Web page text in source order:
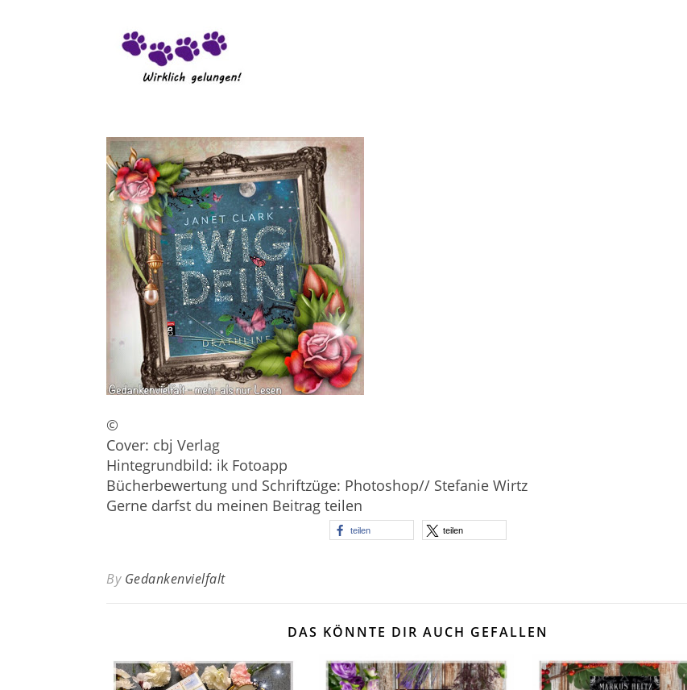
©
Cover: cbj Verlag
Hintegrundbild: ik Fotoapp
Bücherbewertung und Schriftzüge: Photoshop// Stefanie Wirtz
Gerne darfst du meinen Beitrag teilen
teilen teilen
By Gedankenvielfalt
DAS KÖNNTE DIR AUCH GEFALLEN